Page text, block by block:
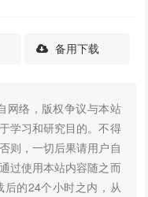
备用下载
网络，版权争议与本站
学习和研究目的。不得
则，一切后果请用户自
过使用本站内容随之而
的24个小时之内，从